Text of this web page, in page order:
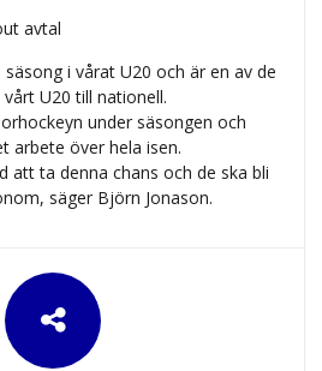
avtal
i vårat U20 och är en av de
U20 till nationell.
under säsongen och
arbete över hela isen.
att ta denna chans och de ska bli
säger Björn Jonason.